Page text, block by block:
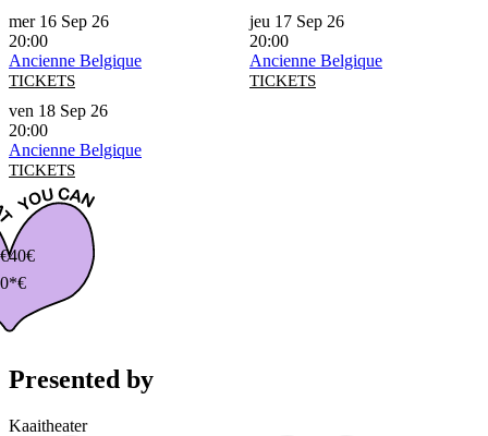
mer 16 Sep 26
20:00
Ancienne Belgique
TICKETS
jeu 17 Sep 26
20:00
Ancienne Belgique
TICKETS
ven 18 Sep 26
20:00
Ancienne Belgique
TICKETS
40€
Presented by
Kaaitheater